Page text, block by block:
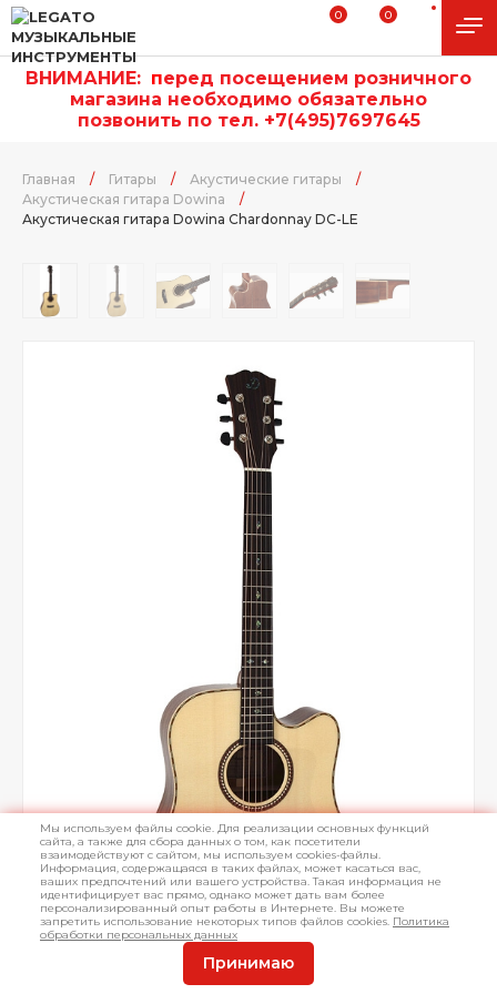
0 0
ВНИМАНИЕ: перед посещением розничного
магазина необходимо обязательно
позвонить по тел. +7(495)7697645
Главная / Гитары / Акустические гитары
/
Акустическая гитара Dowina
/
Акустическая гитара Dowina Chardonnay DC-LE
Мы используем файлы cookie. Для реализации основных функций
сайта, а также для сбора данных о том, как посетители
взаимодействуют с сайтом, мы используем cookies-файлы.
Информация, содержащаяся в таких файлах, может касаться вас,
ваших предпочтений или вашего устройства. Такая информация не
идентифицирует вас прямо, однако может дать вам более
персонализированный опыт работы в Интернете. Вы можете
запретить использование некоторых типов файлов cookies. Политика
обработки персональных данных
Принимаю